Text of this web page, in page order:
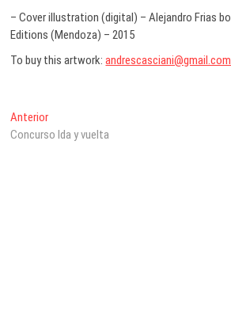
– Cover illustration (digital) – Alejandro Frias
Editions (Mendoza) – 2015
To buy this artwork:andrescasciani@gmail.com
Navegación
de
AnteriorEntrada
anterior:
Concurso Ida y vuelta